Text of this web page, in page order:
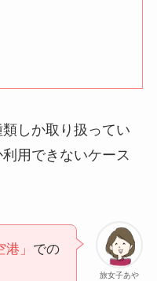
しか取り扱ってい
用できないケース
旅女子あや
港」 での